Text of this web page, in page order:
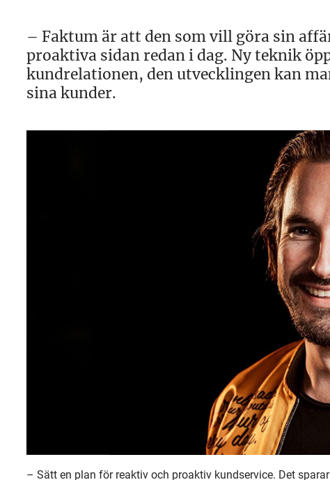
– Faktum är att den som vill göra sin
proaktiva sidan redan i dag. Ny teknik
kundrelationen, den utvecklingen kan
sina kunder.
– Sätt en plan för reaktiv och proaktiv kundservice. Det